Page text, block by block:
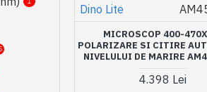
Dino Lite
MICROSCOP 400-
POLARIZARE SI CITIRE
NIVELULUI DE MARIRE
4.398 Lei